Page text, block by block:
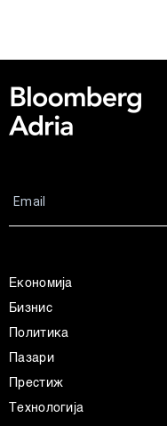
деталите“.
ја повлечете без
Економија
Бизнис
Политика
Пазари
Престиж
Технологија